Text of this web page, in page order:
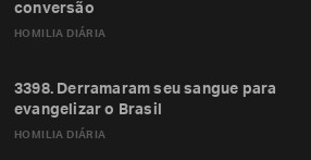
HOMILIA DIÁRIA
conversão
HOMILIA DIÁRIA
3398. Derramaram seu sangue para
evangelizar o Brasil